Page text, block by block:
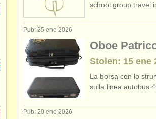
school group travel
Pub: 25 ene 2026
Oboe
Stolen: 15 ene
La borsa con lo
sulla linea autobus
Pub: 20 ene 2026